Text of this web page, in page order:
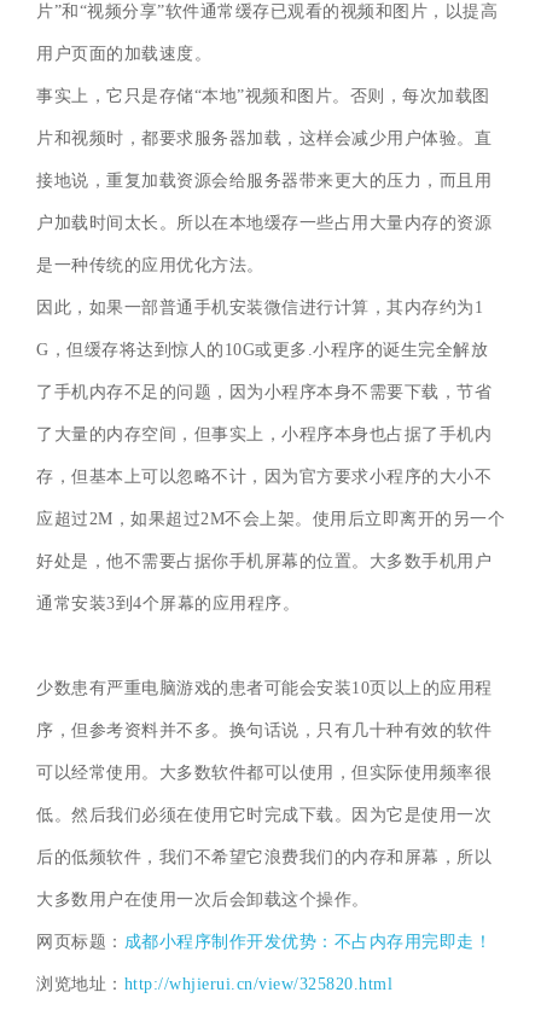
片”和“视频分享”软件通常缓存已观看的视频和图片，以提高
用户页面的加载速度。
事实上，它只是存储“本地”视频和图片。否则，每次加载图
片和视频时，都要求服务器加载，这样会减少用户体验。直
接地说，重复加载资源会给服务器带来更大的压力，而且用
户加载时间太长。所以在本地缓存一些占用大量内存的资源
是一种传统的应用优化方法。
因此，如果一部普通手机安装微信进行计算，其内存约为1
G，但缓存将达到惊人的10G或更多.小程序的诞生完全解放
了手机内存不足的问题，因为小程序本身不需要下载，节省
了大量的内存空间，但事实上，小程序本身也占据了手机内
存，但基本上可以忽略不计，因为官方要求小程序的大小不
应超过2M，如果超过2M不会上架。使用后立即离开的另一个
好处是，他不需要占据你手机屏幕的位置。大多数手机用户
通常安装3到4个屏幕的应用程序。
少数患有严重电脑游戏的患者可能会安装10页以上的应用程
序，但参考资料并不多。换句话说，只有几十种有效的软件
可以经常使用。大多数软件都可以使用，但实际使用频率很
低。然后我们必须在使用它时完成下载。因为它是使用一次
后的低频软件，我们不希望它浪费我们的内存和屏幕，所以
大多数用户在使用一次后会卸载这个操作。
网页标题： 成都小程序制作开发优势：不占内存用完即走！
浏览地址： http://whjierui.cn/view/325820.html